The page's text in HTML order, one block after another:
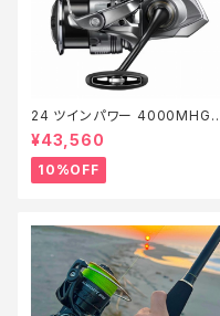
24 ツインパワー 4000MHG
【継続セール_リール】【10】
¥43,560
10%OFF